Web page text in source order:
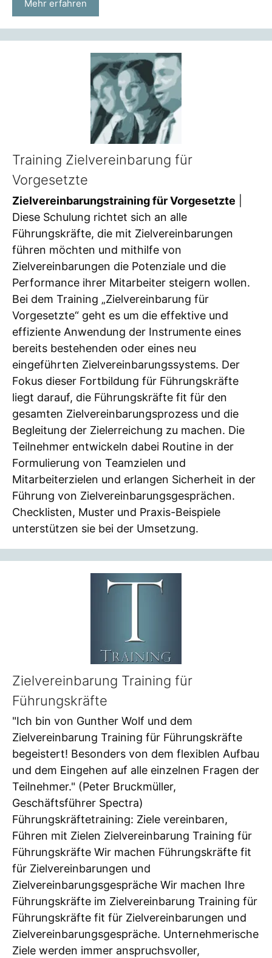
Mehr erfahren
Training Zielvereinbarung für
Vorgesetzte
Zielvereinbarungstraining für Vorgesetzte
Diese Schulung richtet sich an alle
Führungskräfte, die mit Zielvereinbarungen
führen möchten und mithilfe von
Zielvereinbarungen die Potenziale und die
Performance ihrer Mitarbeiter steigern wollen.
Bei dem Training „Zielvereinbarung für
Vorgesetzte“ geht es um die effektive und
effiziente Anwendung der Instrumente eines
bereits bestehenden oder eines neu
eingeführten Zielvereinbarungssystems. Der
Fokus dieser Fortbildung für Führungskräfte
liegt darauf, die Führungskräfte fit für den
gesamten Zielvereinbarungsprozess und die
Begleitung der Zielerreichung zu machen. Die
Teilnehmer entwickeln dabei Routine in der
Formulierung von Teamzielen und
Mitarbeiterzielen und erlangen Sicherheit in der
Führung von Zielvereinbarungsgesprächen.
Checklisten, Muster und Praxis-Beispiele
unterstützen sie bei der Umsetzung.
Zielvereinbarung Training für
Führungskräfte
"Ich bin von Gunther Wolf und dem
Zielvereinbarung Training für Führungskräfte
begeistert! Besonders von dem flexiblen Aufbau
und dem Eingehen auf alle einzelnen Fragen der
Teilnehmer." (Peter Bruckmüller,
Geschäftsführer Spectra)
Führungskräftetraining: Ziele vereinbaren,
Führen mit Zielen Zielvereinbarung Training für
Führungskräfte Wir machen Führungskräfte fit
für Zielvereinbarungen und
Zielvereinbarungsgespräche Wir machen Ihre
Führungskräfte im Zielvereinbarung Training für
Führungskräfte fit für Zielvereinbarungen und
Zielvereinbarungsgespräche. Unternehmerische
Ziele werden immer anspruchsvoller,